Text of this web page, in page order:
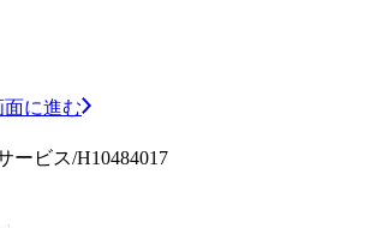
面に進む
ービス/H10484017